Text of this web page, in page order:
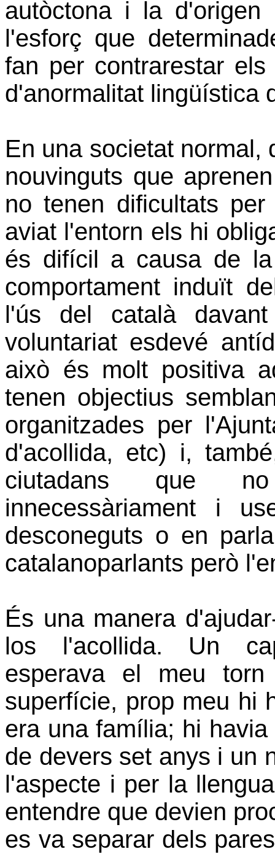
autòctona i la
l'esforç que
fan per contrarestar
d'anormalitat lingüística
En una societat normal,
nouvinguts que
no tenen dificultats
aviat l'entorn els hi
és difícil a causa de
comportament induït
l'ús del català
voluntariat esdevé
això és molt positiva
tenen objectius
organitzades per
d'acollida, etc) i,
ciutadans que
innecessàriament i
desconeguts o en
catalanoparlants però
És una manera
los l'acollida. Un
esperava el meu
superfície, prop meu hi
era una família; hi
de devers set anys i un
l'aspecte i per la
entendre que devien
es va separar dels